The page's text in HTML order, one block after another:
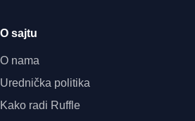
O sajtu
O nama
Urednička politika
Kako radi Ruffle